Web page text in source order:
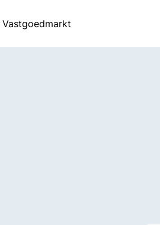
Vastgoedmarkt